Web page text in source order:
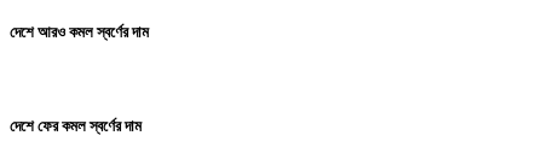
দেশে আরও কমল স্বর্ণের দাম
দেশে ফের কমল স্বর্ণের দাম